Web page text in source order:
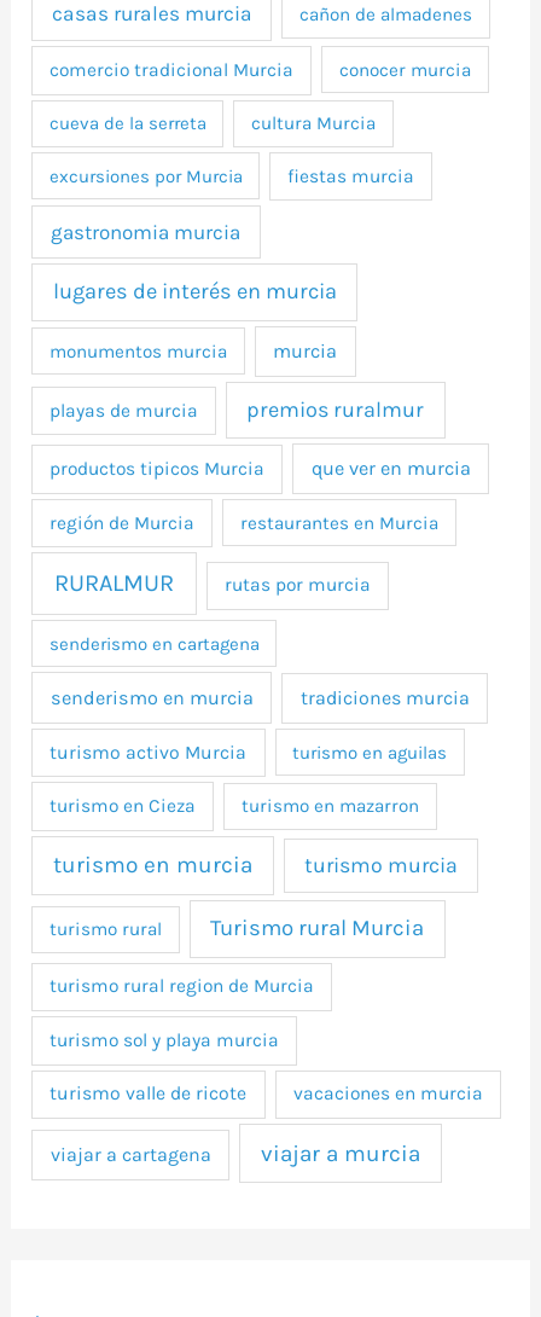
casas rurales murcia cañon de almadenes
comercio tradicional Murcia conocer murcia
cueva de la serreta cultura Murcia
excursiones por Murcia fiestas murcia
gastronomia murcia
lugares de interés en murcia
monumentos murcia murcia
playas de murcia premios ruralmur
productos tipicos Murcia que ver en murcia
región de Murcia restaurantes en Murcia
RURALMUR rutas por murcia
senderismo en cartagena
senderismo en murcia tradiciones murcia
turismo activo Murcia turismo en aguilas
turismo en Cieza turismo en mazarron
turismo en murcia turismo murcia
turismo rural Turismo rural Murcia
turismo rural region de Murcia
turismo sol y playa murcia
turismo valle de ricote vacaciones en murcia
viajar a cartagena viajar a murcia